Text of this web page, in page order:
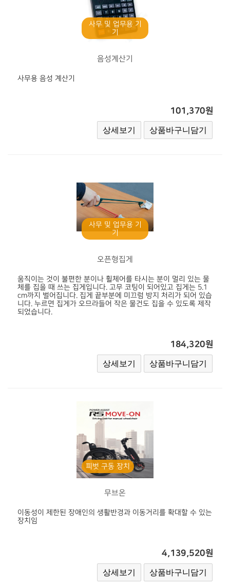
사무 및 업무용 기
기
음성계산기
사무용 음성 계산기
101,370원
사무 및 업무용 기
기
오픈형집게
움직이는 것이 불편한 분이나 휠체어를 타시는 분이 멀리 있는 물
체를 집을 때 쓰는 집게입니다. 고무 코팅이 되어있고 집게는 5.1
cm까지 벌어집니다. 집게 끝부분에 미끄럼 방지 처리가 되어 있습
니다. 누르면 집게가 오므라들어 작은 물건도 집을 수 있도록 제작
되었습니다.
184,320원
피벗 구동 장치
무브온
이동성이 제한된 장애인의 생활반경과 이동거리를 확대할 수 있는
장치임
4,139,520원